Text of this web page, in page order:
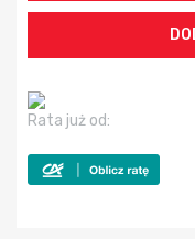
Rata już od: